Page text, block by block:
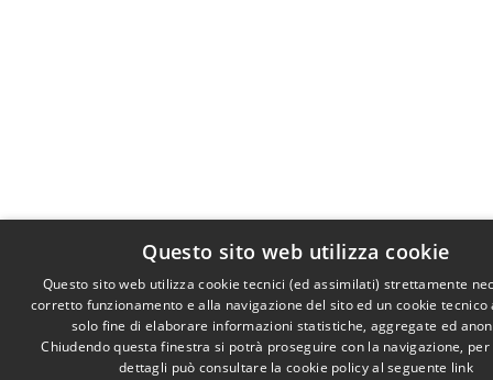
Questo sito web utilizza cookie
Questo sito web utilizza cookie tecnici (ed assimilati) strettamente
corretto funzionamento e alla navigazione del sito ed un cookie tecnico
solo fine di elaborare informazioni statistiche, aggregate ed
Chiudendo questa finestra si potrà proseguire con la navigazione,
dettagli può consultare la cookie policy al seguente link